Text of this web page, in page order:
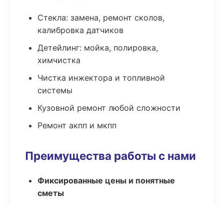
Стекла: замена, ремонт сколов,
калибровка датчиков
Детейлинг: мойка, полировка,
химчистка
Чистка инжектора и топливной
системы
Кузовной ремонт любой сложности
Ремонт акпп и мкпп
Преимущества работы с нами
Фиксированные цены и понятные
сметы